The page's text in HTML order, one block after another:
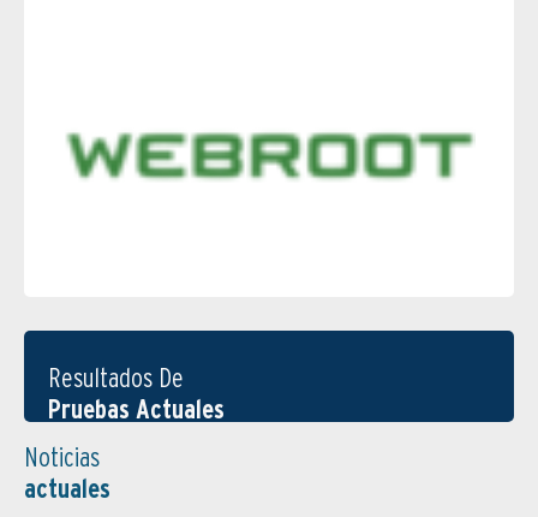
Resultados De
Pruebas Actuales
Noticias
actuales